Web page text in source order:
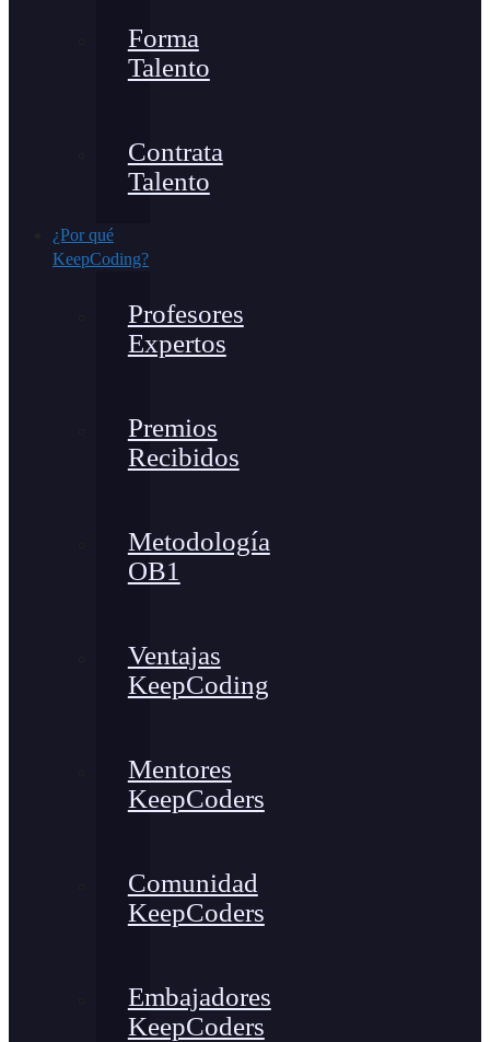
Forma
Talento
Contrata
Talento
¿Por qué
KeepCoding?
Profesores
Expertos
Premios
Recibidos
Metodología
OB1
Ventajas
KeepCoding
Mentores
KeepCoders
Comunidad
KeepCoders
Embajadores
KeepCoders